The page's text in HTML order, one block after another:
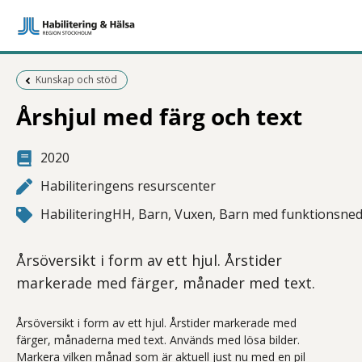
Föregående sida:
Kunskap och stöd
Årshjul med färg och text
2020
Habiliteringens resurscenter
HabiliteringHH, Barn, Vuxen, Barn med
Årsöversikt i form av ett hjul. Årstider
markerade med färger, månader med text.
Årsöversikt i form av ett hjul. Årstider markerade med
färger, månaderna med text. Används med lösa bilder.
Markera vilken månad som är aktuell just nu med en pil